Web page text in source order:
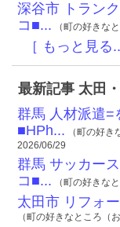
深谷市 トラン
コ■... （町の好きな
［ もっと見る
最新記事 太田
群馬 人材派遣=
■HPh... （町の好き
2026/06/29
群馬 サッカー
コ■... （町の好きな
太田市 リフォ
（町の好きなところ（